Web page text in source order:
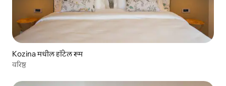
Kozina मधील हॉटेल रूम
वरिष्ठ